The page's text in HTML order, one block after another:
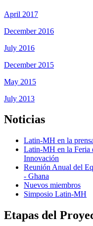
April 2017
December 2016
July 2016
December 2015
May 2015
July 2013
Noticias
Latin-MH en la
Latin-MH en la Feria
Innovación
Reunión Anual del
- Ghana
Nuevos miembros
Simposio Latin-MH
Etapas del